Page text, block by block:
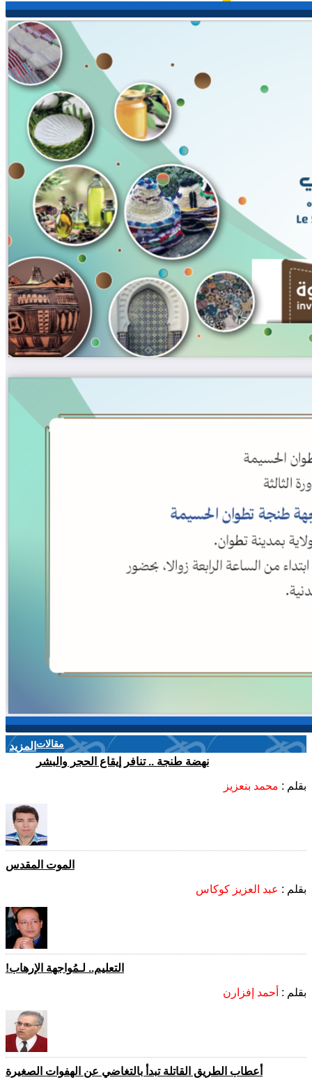
المزيد مقالات
نهضة طنجة .. تنافر إيقاع الحجر والبشر
بقلم : محمد بنعزيز
الموت المقدس
بقلم : عبد العزيز كوكاس
التعليم.. لـمُواجهة الإرهاب!
بقلم : أحمد إفزارن
أعطاب الطريق القاتلة تبدأ بالتغاضي عن الهفوات الصغيرة